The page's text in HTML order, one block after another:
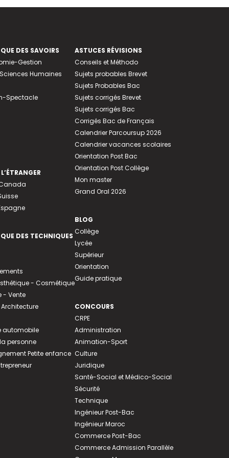
DES SAVOIRS
Gestion
Humaines
Spectacle
DES TECHNIQUES
- Cosmétique
- Vente
automobile
personne
Petite enfance
ASTUCES RÉVISIONS
Conseils et Méthodo
Sujets probables Brevet
Sujets Probables Bac
Sujets corrigés Brevet
Sujets corrigés Bac
Corrigés Bac de Français
Calendrier Parcoursup 2026
Calendrier vacances scolaires
Orientation Post Bac
Orientation Post Collège
Mon master
Grand Oral 2026
BLOG
Collège
Lycée
Supérieur
Orientation
Guide pratique
CONCOURS
CRPE
Administration
Animation-Sport
Culture
Juridique
Santé-Social et Médico-Social
Sécurité
Technique
Ingénieur Post-Bac
Ingénieur Maroc
Commerce Post-Bac
Commerce Admission Parallèle